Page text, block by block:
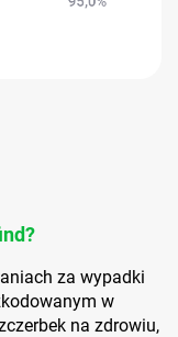
za wypadki
w
na zdrowiu,